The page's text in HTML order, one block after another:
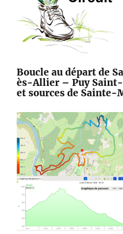
Boucle au départ de
ès-Allier – Puy
et sources de Sainte-